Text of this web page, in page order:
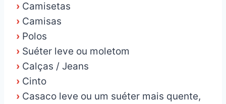
› Camisetas
› Camisas
› Polos
› Suéter leve ou moletom
› Calças / Jeans
› Cinto
› Casaco leve ou um suéter mais quente,